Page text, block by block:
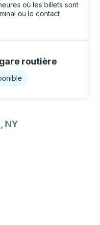
où les billets sont
ou le contact
routière
NY